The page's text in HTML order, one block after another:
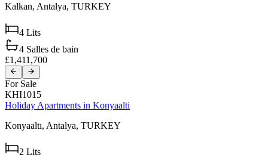
Kalkan, Antalya, TURKEY
4 Lits
4 Salles de bain
£1,411,700
For Sale
KHI1015
Holiday Apartments in Konyaalti
Konyaaltı, Antalya, TURKEY
2 Lits